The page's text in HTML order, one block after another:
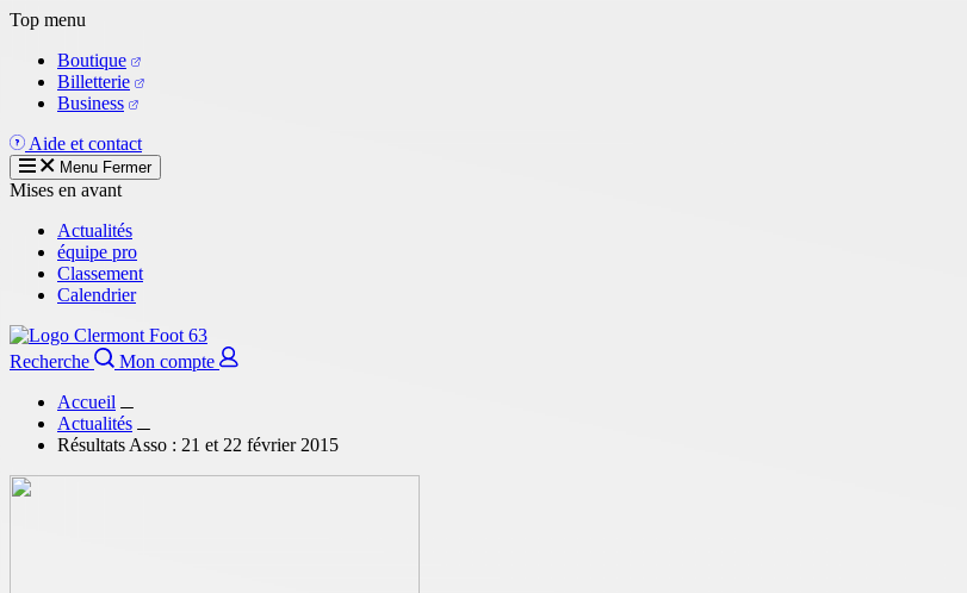
Aller
contenu
principal
Top menu
Boutique
Billetterie
Business
Aide et contact
Menu Fermer
Mises en avant
Actualités
équipe pro
Classement
Calendrier
Recherche
Mon compte
Accueil
Actualités
Résultats Asso : 21 et 22 février 2015